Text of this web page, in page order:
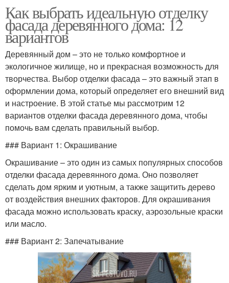
Как выбрать идеальную отделку
фасада деревянного дома: 12
вариантов
Деревянный дом – это не только комфортное и
экологичное жилище, но и прекрасная возможность для
творчества. Выбор отделки фасада – это важный этап в
оформлении дома, который определяет его внешний вид
и настроение. В этой статье мы рассмотрим 12
вариантов отделки фасада деревянного дома, чтобы
помочь вам сделать правильный выбор.
### Вариант 1: Окрашивание
Окрашивание – это один из самых популярных способов
отделки фасада деревянного дома. Оно позволяет
сделать дом ярким и уютным, а также защитить дерево
от воздействия внешних факторов. Для окрашивания
фасада можно использовать краску, аэрозольные краски
или масло.
### Вариант 2: Запечатывание